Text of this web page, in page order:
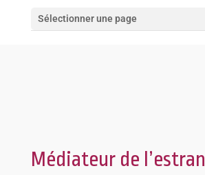
Sélectionner une page
Médiateur de l’estran